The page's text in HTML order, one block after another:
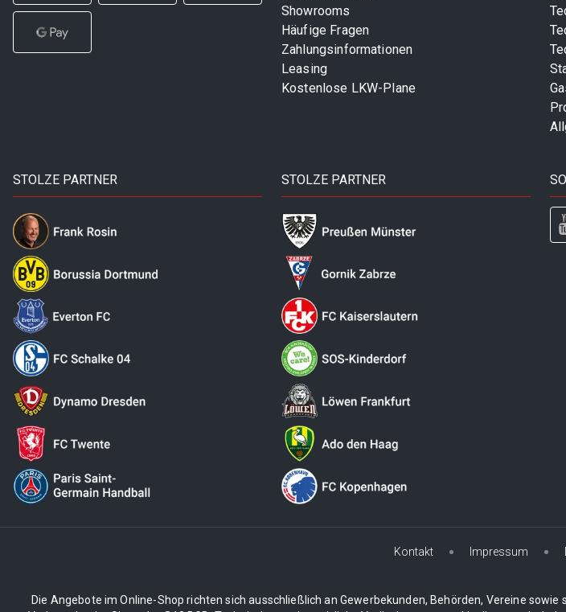
Showrooms
Häufige Fragen
Zahlungsinformationen
Leasing
Kostenlose LKW-Plane
STOLZE PARTNER STOLZE PARTNER
Kontakt Impressum
Die Angebote im Online-Shop richten sich ausschließlich an Gewerbekunden, Behörden, Vereine